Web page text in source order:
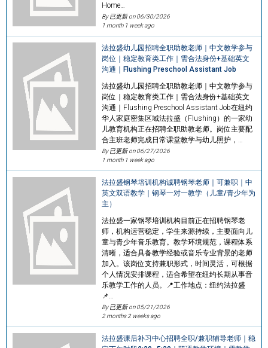
Home…
By 已更新 on06/30/2026
1 month 1 week ago
法拉盛幼儿园招聘全职助教老师｜中文教学参与
岗位｜稳定教育类工作｜需合法身份+基础英文
沟通｜Flushing Preschool Assistant Job
法拉盛幼儿园招聘全职助教老师｜中文教学参与
岗位｜稳定教育类工作｜需合法身份+基础英文
沟通｜Flushing Preschool Assistant Job在纽约
华人家庭密集区域法拉盛（Flushing）的一家幼
儿教育机构正在招聘全职助教老师。岗位主要配
合主班老师完成日常课堂教学与幼儿照护，…
By 已更新 on06/27/2026
1 month 1 week ago
法拉盛钢琴培训机构诚聘钢琴老师｜可兼职｜中
英文双语教学｜钢琴一对一教学（儿童/青少年为
主）
法拉盛一家钢琴培训机构目前正在招聘钢琴老
师，机构运营稳定，学生来源持续，主要面向儿
童与青少年音乐教育。教学环境规范，课程体系
清晰，适合具备教学经验或音乐专业背景的老师
加入。该岗位支持兼职形式，时间灵活，可根据
个人情况安排课程，适合希望在纽约长期从事音
乐教学工作的人员。📍工作地点：纽约法拉盛
📌…
By 已更新 on05/21/2026
2 months 2 weeks ago
法拉盛课后补习中心招聘全职/兼职辅导老师｜稳